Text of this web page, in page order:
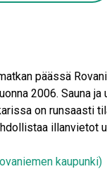
päässä
2006. Sauna
on runsaasti
illanvietot
kaupunki)